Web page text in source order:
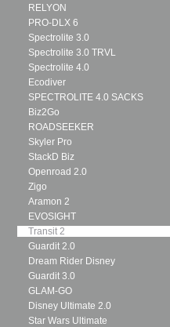
RELYON
PRO-DLX 6
Spectrolite 3.0
Spectrolite 3.0 TRVL
Spectrolite 4.0
Ecodiver
SPECTROLITE 4.0 SACKS
Biz2Go
ROADSEEKER
Skyler Pro
StackD Biz
Openroad 2.0
Zigo
Aramon 2
EVOSIGHT
Transit 2
Guardit 2.0
Dream Rider Disney
Guardit 3.0
GLAM-GO
Disney Ultimate 2.0
Star Wars Ultimate